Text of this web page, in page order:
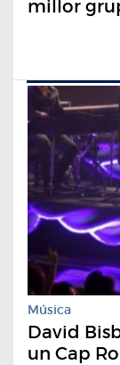
millor
Música
David
un Cap